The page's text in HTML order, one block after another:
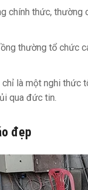
chính thức, thường
thường tổ chức
là một nghi thức
qua đức tin.
đẹp